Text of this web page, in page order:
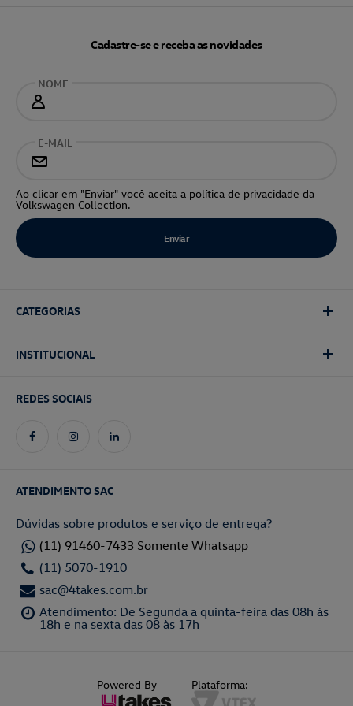
Cadastre-se e receba as novidades
NOME
E-MAIL
Ao clicar em "Enviar" você aceita a política de privacidade da
Volkswagen Collection.
CATEGORIAS
INSTITUCIONAL
REDES SOCIAIS
ATENDIMENTO SAC
Dúvidas sobre produtos e serviço de entrega?
(11) 91460-7433 Somente Whatsapp
(11) 5070-1910
sac@4takes.com.br
Atendimento: De Segunda a quinta-feira das 08h às
18h e na sexta das 08 às 17h
Powered By Plataforma: